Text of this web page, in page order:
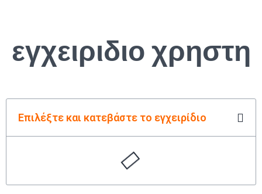
εγχειριδιο χρηστη
Επιλέξτε και κατεβάστε το εγχειρίδιο